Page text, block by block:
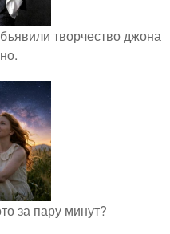
творчество джона
за пару минут?